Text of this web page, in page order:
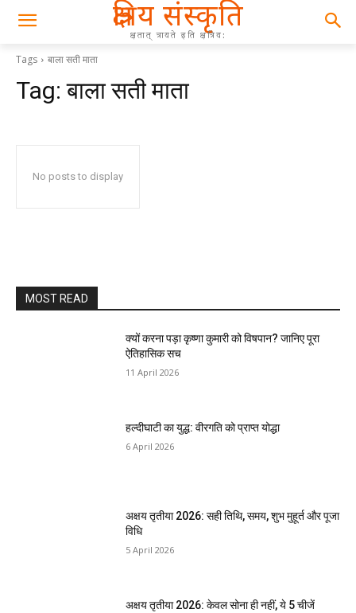
क्षत्रिय संस्कृति
क्षतात् त्रायते इति क्षत्रिय:
Tags बाला सती माता
Tag:बाला सती माता
No posts to display
MOST READ
क्यों करना पड़ा कृष्णा कुमारी को विषपान? जानिए पूरा
ऐतिहासिक सच
11 April 2026
हल्दीघाटी का युद्ध: वीरगति को प्राप्त योद्धा
6 April 2026
अक्षय तृतीया 2026: सही तिथि, समय, शुभ मुहूर्त और पूजा
विधि
5 April 2026
अक्षय तृतीया 2026: केवल सोना ही नहीं, ये 5 चीजें